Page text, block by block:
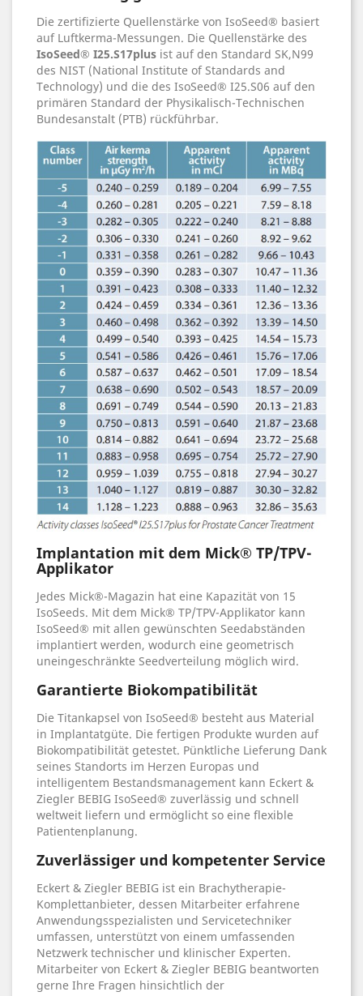
Die zertifizierte Quellenstärke von IsoSeed® basiert
auf Luftkerma-Messungen. Die Quellenstärke des
IsoSeed® I25.S17plus ist auf den Standard SK,N99
des NIST (National Institute of Standards and
Technology) und die des IsoSeed® I25.S06 auf den
primären Standard der Physikalisch-Technischen
Bundesanstalt (PTB) rückführbar.
Implantation mit dem Mick® TP/TPV-
Applikator
Jedes Mick®-Magazin hat eine Kapazität von 15
IsoSeeds. Mit dem Mick® TP/TPV-Applikator kann
IsoSeed® mit allen gewünschten Seedabständen
implantiert werden, wodurch eine geometrisch
uneingeschränkte Seedverteilung möglich wird.
Garantierte Biokompatibilität
Die Titankapsel von IsoSeed® besteht aus Material
in Implantatgüte. Die fertigen Produkte wurden auf
Biokompatibilität getestet. Pünktliche Lieferung Dank
seines Standorts im Herzen Europas und
intelligentem Bestandsmanagement kann Eckert &
Ziegler BEBIG IsoSeed® zuverlässig und schnell
weltweit liefern und ermöglicht so eine flexible
Patientenplanung.
Zuverlässiger und kompetenter Service
Eckert & Ziegler BEBIG ist ein Brachytherapie-
Komplettanbieter, dessen Mitarbeiter erfahrene
Anwendungsspezialisten und Servicetechniker
umfassen, unterstützt von einem umfassenden
Netzwerk technischer und klinischer Experten.
Mitarbeiter von Eckert & Ziegler BEBIG beantworten
gerne Ihre Fragen hinsichtlich der